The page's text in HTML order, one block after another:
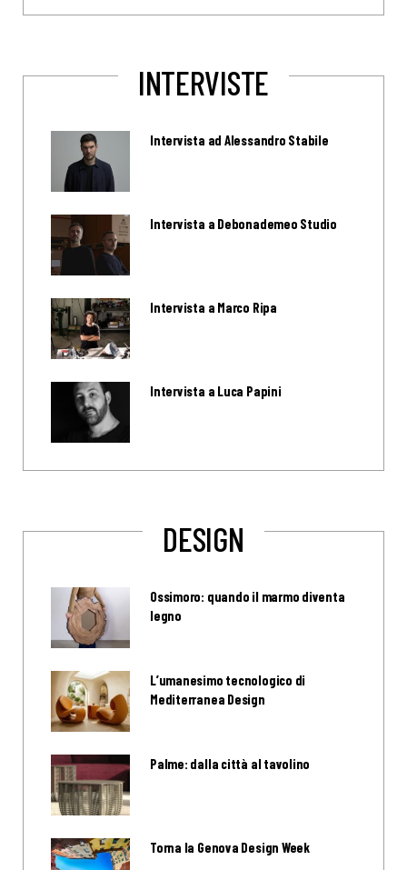
INTERVISTE
Intervista ad Alessandro Stabile
Intervista a Debonademeo Studio
Intervista a Marco Ripa
Intervista a Luca Papini
DESIGN
Ossimoro: quando il marmo diventa
legno
L’umanesimo tecnologico di
Mediterranea Design
Palme: dalla città al tavolino
Torna la Genova Design Week